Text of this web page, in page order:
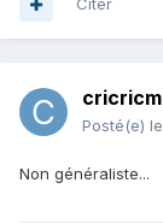
Citer
cricricm
Posté(e)
Non généraliste...